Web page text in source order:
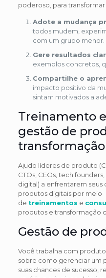
poderoso, para
Adote a mudança
todos mudem,
com um grupo menor.
Gere resultados
exemplos concretos,
Compartilhe o
impacto positivo da
sintam motivados a
Treinamento
gestão de
Ajudo líderes de produto
CTOs, CEOs, tech
digital) a enfrentarem
produtos digitais por meio
de treinamentos e
produtos e transformação
Gestão de
Você trabalha com
sobre como gerenciar um
suas chances de sucesso,